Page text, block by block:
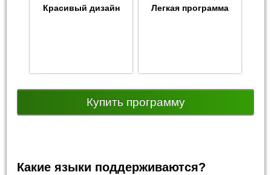
Красивый дизайн Легкая программа
Купить программу
Какие языки поддерживаются?